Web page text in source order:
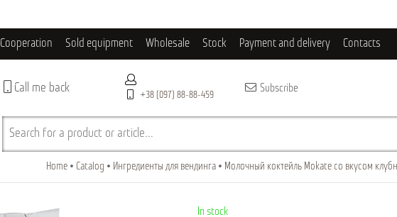
Cooperation Sold equipment Wholesale Stock Payment and delivery Contacts
Call me back
+38 (097) 88-88-459
Subscribe
Search for a product or article...
Home Catalog Ингредиенты для вендинга Молочный коктейль Mokate со вкусом
In stock